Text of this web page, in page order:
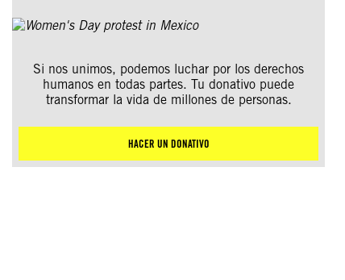
Si nos unimos, podemos luchar por los derechos
humanos en todas partes. Tu donativo puede
transformar la vida de millones de personas.
HACER UN DONATIVO